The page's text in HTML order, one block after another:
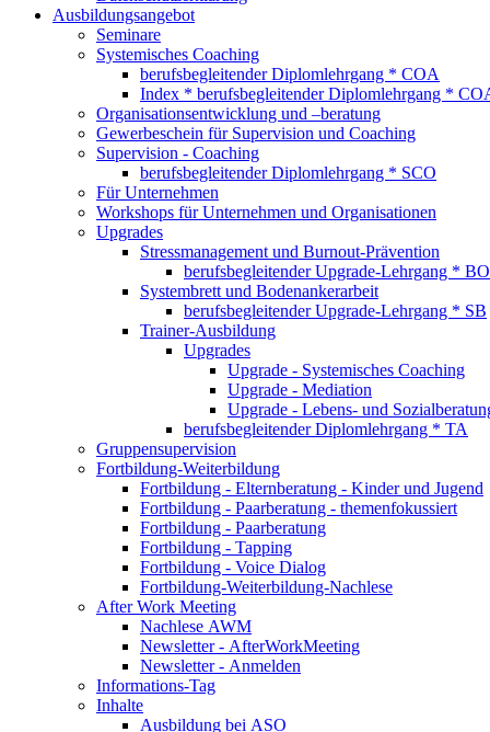
Ausbildungsangebot
Seminare
Systemisches Coaching
berufsbegleitender Diplomlehrgang * COA
Index * berufsbegleitender Diplomlehrgang *
Organisationsentwicklung und –beratung
Gewerbeschein für Supervision und Coaching
Supervision - Coaching
berufsbegleitender Diplomlehrgang * SCO
Für Unternehmen
Workshops für Unternehmen und Organisationen
Upgrades
Stressmanagement und Burnout-Prävention
berufsbegleitender Upgrade-Lehrgang * BO
Systembrett und Bodenankerarbeit
berufsbegleitender Upgrade-Lehrgang * SB
Trainer-Ausbildung
Upgrades
Upgrade - Systemisches Coaching
Upgrade - Mediation
Upgrade - Lebens- und
berufsbegleitender Diplomlehrgang * TA
Gruppensupervision
Fortbildung-Weiterbildung
Fortbildung - Elternberatung - Kinder und Jugend
Fortbildung - Paarberatung - themenfokussiert
Fortbildung - Paarberatung
Fortbildung - Tapping
Fortbildung - Voice Dialog
Fortbildung-Weiterbildung-Nachlese
After Work Meeting
Nachlese AWM
Newsletter - AfterWorkMeeting
Newsletter - Anmelden
Informations-Tag
Inhalte
Ausbildung bei ASO